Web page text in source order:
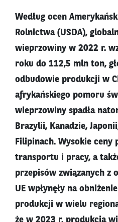
Według ocen
Rolnictwa (USDA),
wieprzowiny w 2022 r.
roku do 112,5 mln ton,
odbudowie produkcji w
afrykańskiego pomoru
wieprzowiny spadła
Brazylii, Kanadzie,
Filipinach. Wysokie ceny
transportu i pracy, a
przepisów związanych z
UE wpłynęły na
produkcji w wielu
że w 2023 r. produkcja